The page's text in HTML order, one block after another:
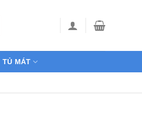
TỦ MÁT